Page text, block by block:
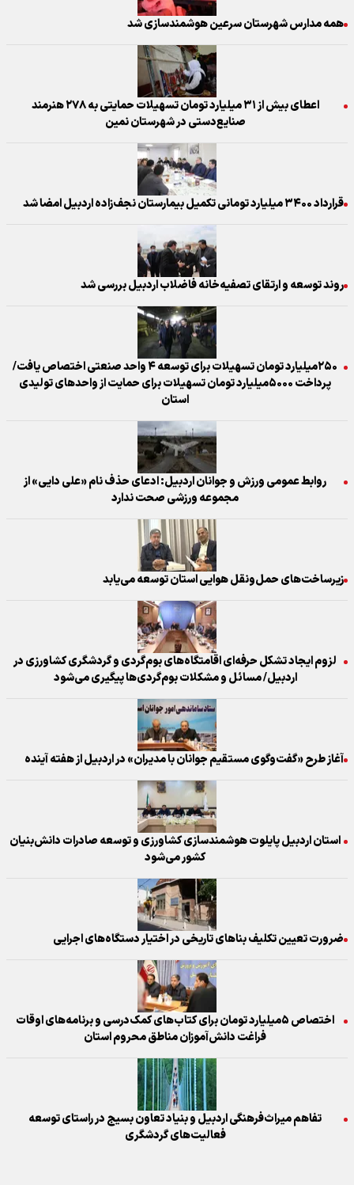
همه مدارس شهرستان سرعین هوشمندسازی شد
اعطای بیش از ۳۱ میلیارد تومان تسهیلات حمایتی به ۲۷۸ هنرمند
صنایع‌دستی در شهرستان نمین
قرارداد ۳۴۰۰ میلیارد تومانی تکمیل بیمارستان نجف‌زاده اردبیل امضا شد
روند توسعه و ارتقای تصفیه‌خانه فاضلاب اردبیل بررسی شد
۲۵۰میلیارد تومان تسهیلات برای توسعه ۴ واحد صنعتی اختصاص یافت/
پرداخت ۵۰۰۰میلیارد تومان تسهیلات برای حمایت از واحدهای تولیدی
استان
روابط عمومی ورزش و جوانان اردبیل: ادعای حذف نام «علی دایی» از
مجموعه ورزشی صحت ندارد
زیرساخت‌های حمل‌و‌نقل هوایی استان توسعه می‌یابد
لزوم ایجاد تشکل حرفه‌ای اقامتگاه‌های بوم‌گردی و گردشگری کشاورزی در
اردبیل/ مسائل و مشکلات بوم‌گردی‌ها پیگیری می‌شود
آغاز طرح «گفت‌وگوی مستقیم جوانان با مدیران» در اردبیل از هفته آینده
استان اردبیل پایلوت هوشمندسازی کشاورزی و توسعه صادرات دانش‌بنیان
کشور می‌شود
ضرورت تعیین تکلیف بناهای تاریخی در اختیار دستگاه‌های اجرایی
اختصاص ۵میلیارد تومان برای کتاب‌های کمک‌درسی و برنامه‌های اوقات
فراغت دانش‌آموزان مناطق محروم استان
تفاهم میراث‌فرهنگی اردبیل و بنیاد تعاون بسیج در راستای توسعه
فعالیت‌های گردشگری